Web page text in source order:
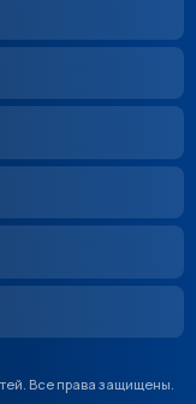
Все права защищены.